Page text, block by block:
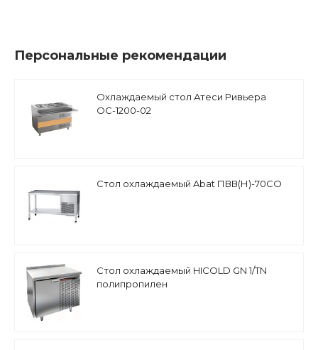
Персональные рекомендации
Охлаждаемый стол Атеси Ривьера
ОС-1200-02
Стол охлаждаемый Abat ПВВ(Н)-70СО
Стол охлаждаемый HICOLD GN 1/TN
полипропилен